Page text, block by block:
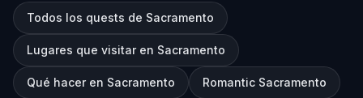
Todos los quests de Sacramento
Lugares que visitar en Sacramento
Qué hacer en Sacramento Romantic Sacramento